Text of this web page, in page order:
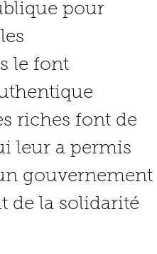
pour
le font
riches font de
leur a permis
gouvernement
de la solidarité